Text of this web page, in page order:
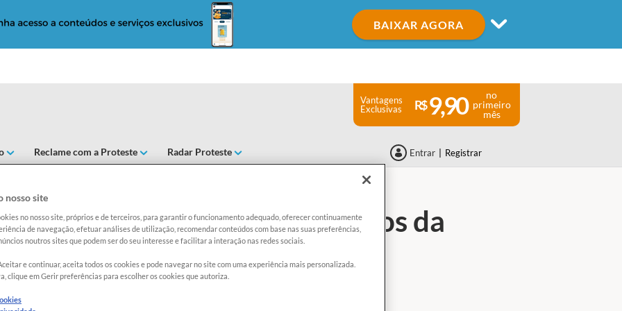
BAIXAR AGORA
Reclame com a Proteste Radar Proteste Entrar Registrar
Vantagens
Exclusivas
9,90
no
primeiro
mês
os principais parâmetros da
nosso site
no nosso site, próprios e de terceiros, para garantir o funcionamento adequado, oferecer continuamente
de navegação, efetuar análises de utilização, recomendar conteúdos com base nas suas preferências,
noutros sites que podem ser do seu interesse e facilitar a interação nas redes sociais.
e continuar, aceita todos os cookies e pode navegar no site com uma experiência mais personalizada.
clique em Gerir preferências para escolher os cookies que autoriza.